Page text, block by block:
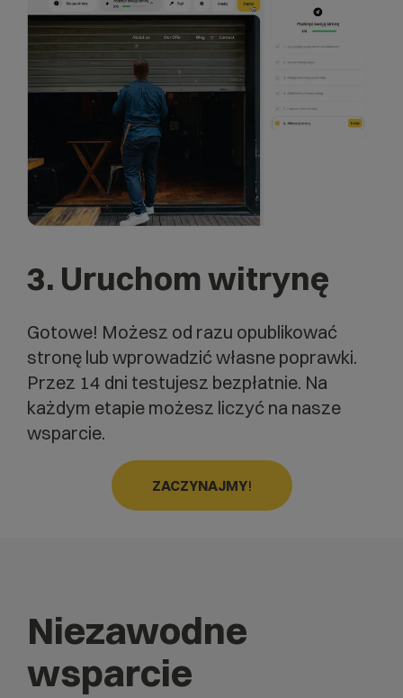
3. Uruchom witrynę
Gotowe! Możesz od razu opublikować
stronę lub wprowadzić własne poprawki.
Przez 14 dni testujesz bezpłatnie. Na
każdym etapie możesz liczyć na nasze
wsparcie.
ZACZYNAJMY!
Niezawodne
wsparcie